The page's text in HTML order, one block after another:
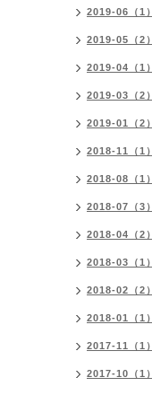
2019-06（1）
2019-05（2）
2019-04（1）
2019-03（2）
2019-01（2）
2018-11（1）
2018-08（1）
2018-07（3）
2018-04（2）
2018-03（1）
2018-02（2）
2018-01（1）
2017-11（1）
2017-10（1）